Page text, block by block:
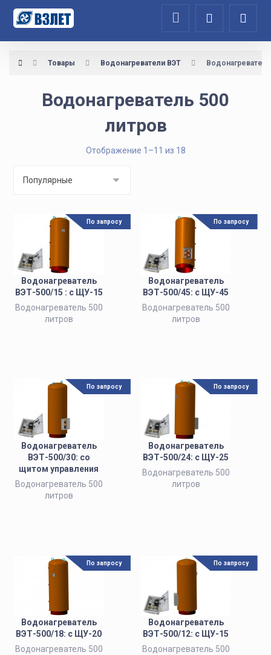
Товары Водонагреватели ВЭТ
Водонагреватель 500
литров
Отображение 1–11 из 18
Водонагреватель
ВЭТ-500/15 : с ЩУ-15
Водонагреватель 500
литров
По запросу
Водонагреватель
ВЭТ-500/45: с ЩУ-45
Водонагреватель 500
литров
По запросу
Водонагреватель
ВЭТ-500/30: со
щитом управления
Водонагреватель 500
литров
По запросу
Водонагреватель
ВЭТ-500/24: с ЩУ-25
Водонагреватель 500
литров
По запросу
Водонагреватель
ВЭТ-500/18: с ЩУ-20
Водонагреватель 500
По запросу
Водонагреватель
ВЭТ-500/12: с ЩУ-15
Водонагреватель 500
По запросу